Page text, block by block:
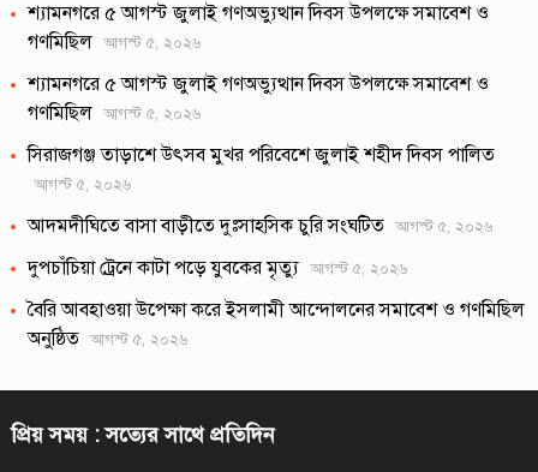
শ্যামনগরে ৫ আগস্ট জুলাই গণঅভ্যুত্থান দিবস উপলক্ষে সমাবেশ ও
গণমিছিল আগস্ট ৫, ২০২৬
শ্যামনগরে ৫ আগস্ট জুলাই গণঅভ্যুত্থান দিবস উপলক্ষে সমাবেশ ও
গণমিছিল আগস্ট ৫, ২০২৬
সিরাজগঞ্জ তাড়াশে উৎসব মুখর পরিবেশে জুলাই শহীদ দিবস পালিত
আগস্ট ৫, ২০২৬
আদমদীঘিতে বাসা বাড়ীতে দুঃসাহসিক চুরি সংঘটিত আগস্ট ৫, ২০২৬
দুপচাঁচিয়া ট্রেনে কাটা পড়ে যুবকের মৃত্যু আগস্ট ৫, ২০২৬
বৈরি আবহাওয়া উপেক্ষা করে ইসলামী আন্দোলনের সমাবেশ ও গণমিছিল
অনুষ্ঠিত আগস্ট ৫, ২০২৬
প্রিয় সময় : সত্যের সাথে প্রতিদিন